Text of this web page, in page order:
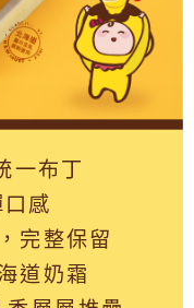
一布丁
感
完整保留
道奶霜